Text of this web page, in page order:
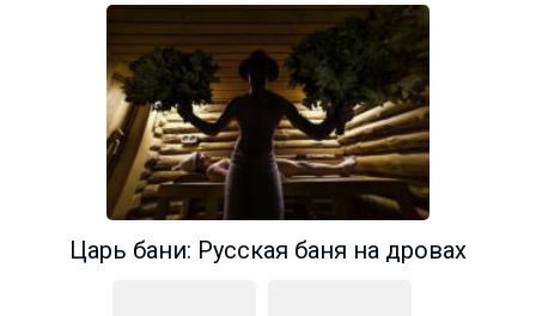
Царь бани: Русская баня на дровах